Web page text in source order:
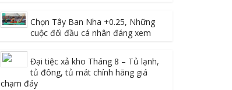
Chọn Tây Ban Nha +0.25, Những
cuộc đối đầu cá nhân đáng xem
Đại tiệc xả kho Tháng 8 – Tủ lạnh,
tủ đông, tủ mát chính hãng giá
chạm đáy